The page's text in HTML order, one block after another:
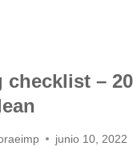
checklist –
junio 10, 2022